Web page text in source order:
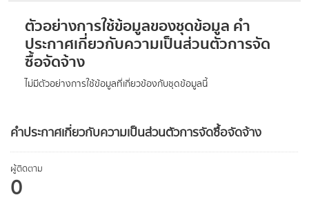
คำประกาศเกี่ยวกับความเป็นส่วนตัวการจัดซื้อจัดจ้าง
ผู้ติดตาม
0
ตัวอย่างการใช้ข้อมูลของชุดข้อมูล คำ
ประกาศเกี่ยวกับความเป็นส่วนตัวการจัด
ซื้อจัดจ้าง
ไม่มีตัวอย่างการใช้ข้อมูลที่เกี่ยวข้องกับชุดข้อมูลนี้